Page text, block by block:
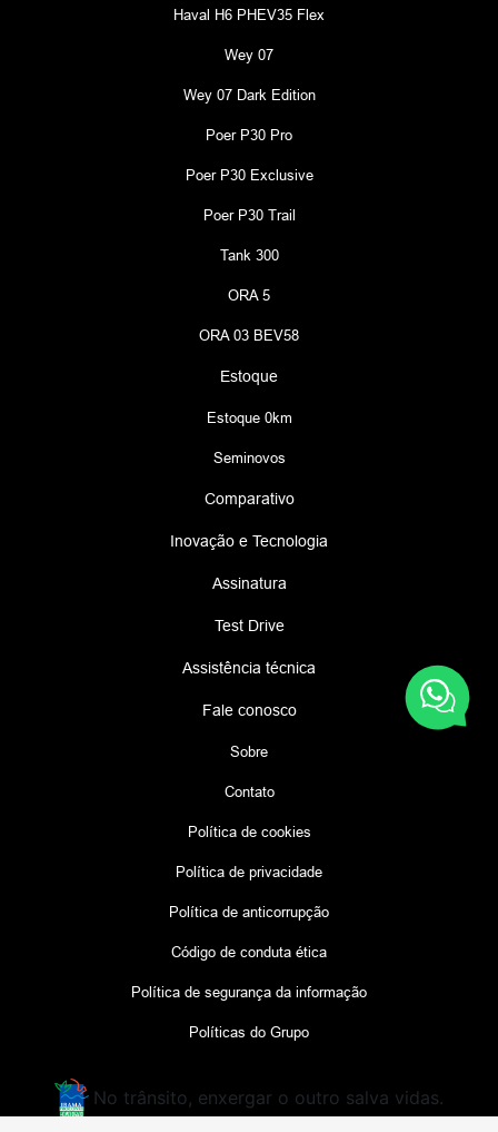
Haval H6 PHEV35 Flex
Wey 07
Wey 07 Dark Edition
Poer P30 Pro
Poer P30 Exclusive
Poer P30 Trail
Tank 300
ORA 5
ORA 03 BEV58
Estoque
Estoque 0km
Seminovos
Comparativo
Inovação e Tecnologia
Assinatura
Test Drive
Assistência técnica
Fale conosco
Sobre
Contato
Política de cookies
Política de privacidade
Política de anticorrupção
Código de conduta ética
Política de segurança da informação
Políticas do Grupo
No trânsito, enxergar o outro salva vidas.